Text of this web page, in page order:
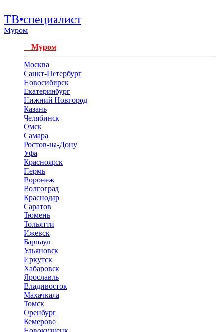
ТВ•специалист
Муром
Муром
Москва
Санкт-Петербург
Новосибирск
Екатеринбург
Нижний Новгород
Казань
Челябинск
Омск
Самара
Ростов-на-Дону
Уфа
Красноярск
Пермь
Воронеж
Волгоград
Краснодар
Саратов
Тюмень
Тольятти
Ижевск
Барнаул
Ульяновск
Иркутск
Хабаровск
Ярославль
Владивосток
Махачкала
Томск
Оренбург
Кемерово
Новокузнецк